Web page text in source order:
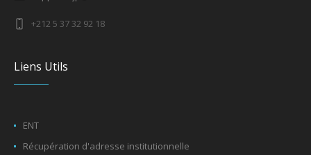
+212 5 37 32 92 18
Liens Utils
ENT
Récupération d'adresse institutionnelle